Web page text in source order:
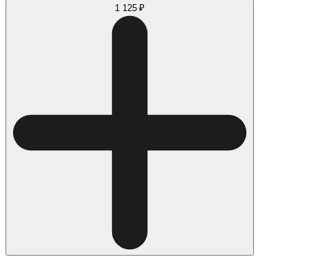
1 125 ₽